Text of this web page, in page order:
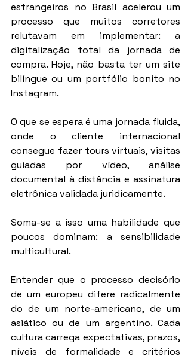
estrangeiros no Brasil acelerou um
processo que muitos corretores
relutavam em implementar: a
digitalização total da jornada de
compra. Hoje, não basta ter um site
bilíngue ou um portfólio bonito no
Instagram.
O que se espera é uma jornada fluida,
onde o cliente internacional
consegue fazer tours virtuais, visitas
guiadas por vídeo, análise
documental à distância e assinatura
eletrônica validada juridicamente.
Soma-se a isso uma habilidade que
poucos dominam: a sensibilidade
multicultural.
Entender que o processo decisório
de um europeu difere radicalmente
do de um norte-americano, de um
asiático ou de um argentino. Cada
cultura carrega expectativas, prazos,
níveis de formalidade e critérios